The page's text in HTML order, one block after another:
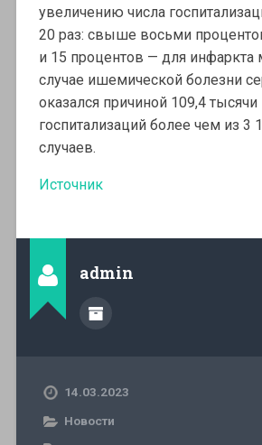
увеличению числа
20 раз: свыше восьми
и 15 процентов — для инфаркта
случае ишемической болезни
оказался причиной 109,4 тысячи
госпитализаций более чем из 3
случаев.
Источник
admin
14.03.2023
Новости